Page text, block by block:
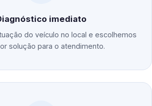
imediato
do veículo no local e escolhemos
solução para o atendimento.